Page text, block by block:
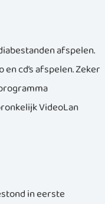
afspelen.
cd’s afspelen. Zeker
VideoLan
in eerste